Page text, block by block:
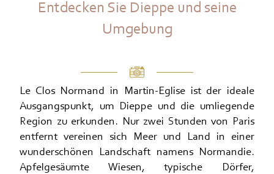
Entdecken Sie Dieppe und seine
Umgebung
Le Clos Normand in Martin-Eglise ist der ideale
Ausgangspunkt, um Dieppe und die umliegende
Region zu erkunden. Nur zwei Stunden von Paris
entfernt vereinen sich Meer und Land in einer
wunderschönen Landschaft namens Normandie.
Apfelgesäumte Wiesen, typische Dörfer,